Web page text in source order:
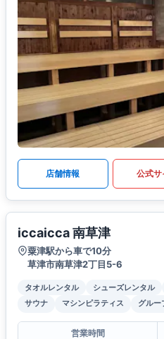
店舗情報 公式サ
iccaicca 南草津
粟津駅から車で10分
草津市南草津2丁目5-6
タオルレンタル シューズレンタル
サウナ
マシンピラティス グルー
営業時間